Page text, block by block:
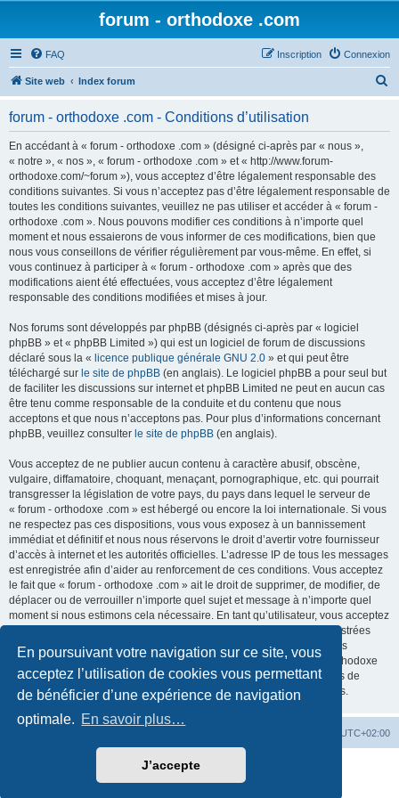
En poursuivant votre navigation sur ce site, vous
acceptez l’utilisation de cookies vous permettant
de bénéficier d’une expérience de navigation
optimale. En savoir plus…
J’accepte
forum - orthodoxe .com
FAQ Connexion
Inscription
Site web Index forum
forum - orthodoxe .com - Conditions d’utilisation
En accédant à « forum - orthodoxe .com » (désigné ci-après par « nous »,
« notre », « nos », « forum - orthodoxe .com » et « http://www.forum-
orthodoxe.com/~forum »), vous acceptez d’être légalement responsable des
conditions suivantes. Si vous n’acceptez pas d’être légalement responsable de
toutes les conditions suivantes, veuillez ne pas utiliser et accéder à « forum -
orthodoxe .com ». Nous pouvons modifier ces conditions à n’importe quel
moment et nous essaierons de vous informer de ces modifications, bien que
nous vous conseillons de vérifier régulièrement par vous-même. En effet, si
vous continuez à participer à « forum - orthodoxe .com » après que des
modifications aient été effectuées, vous acceptez d’être légalement
responsable des conditions modifiées et mises à jour.
Nos forums sont développés par phpBB (désignés ci-après par « logiciel
phpBB » et « phpBB Limited ») qui est un logiciel de forum de discussions
déclaré sous la « licence publique générale GNU 2.0 » et qui peut être
téléchargé sur le site de phpBB (en anglais). Le logiciel phpBB a pour seul but
de faciliter les discussions sur internet et phpBB Limited ne peut en aucun cas
être tenu comme responsable de la conduite et du contenu que nous
acceptons et que nous n’acceptons pas. Pour plus d’informations concernant
phpBB, veuillez consulter le site de phpBB (en anglais).
Vous acceptez de ne publier aucun contenu à caractère abusif, obscène,
vulgaire, diffamatoire, choquant, menaçant, pornographique, etc. qui pourrait
transgresser la législation de votre pays, du pays dans lequel le serveur de
« forum - orthodoxe .com » est hébergé ou encore la loi internationale. Si vous
ne respectez pas ces dispositions, vous vous exposez à un bannissement
immédiat et définitif et nous nous réservons le droit d’avertir votre fournisseur
d’accès à internet et les autorités officielles. L’adresse IP de tous les messages
est enregistrée afin d’aider au renforcement de ces conditions. Vous acceptez
le fait que « forum - orthodoxe .com » ait le droit de supprimer, de modifier, de
déplacer ou de verrouiller n’importe quel sujet et message à n’importe quel
moment si nous estimons cela nécessaire. En tant qu’utilisateur, vous acceptez
que toutes les informations que vous avez renseignées soient enregistrées
dans notre base de données. Bien que ces informations ne seront pas
diffusées à une tierce partie sans votre consentement, ni « forum - orthodoxe
.com », ni phpBB, ne pourront être tenus comme responsables en cas de
tentative de piratage informatique visant à compromettre vos données.
UTC+02:00
phpBB® Forum Software © phpBB Limited
©